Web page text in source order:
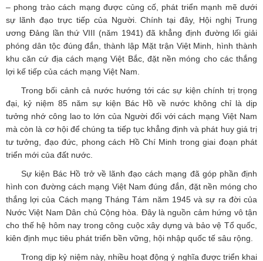
– phong trào cách mạng được củng cố, phát triển mạnh mẽ dưới
sự lãnh đạo trực tiếp của Người. Chính tại đây, Hội nghị Trung
ương Đảng lần thứ VIII (năm 1941) đã khẳng định đường lối giải
phóng dân tộc đúng đắn, thành lập Mặt trận Việt Minh, hình thành
khu căn cứ địa cách mạng Việt Bắc, đặt nền móng cho các thắng
lợi kế tiếp của cách mạng Việt Nam.
Trong bối cảnh cả nước hướng tới các sự kiện chính trị trọng
đại, kỷ niệm 85 năm sự kiện Bác Hồ về nước không chỉ là dịp
tưởng nhớ công lao to lớn của Người đối với cách mạng Việt Nam
mà còn là cơ hội để chúng ta tiếp tục khẳng định và phát huy giá trị
tư tưởng, đạo đức, phong cách Hồ Chí Minh trong giai đoạn phát
triển mới của đất nước.
Sự kiện Bác Hồ trở về lãnh đạo cách mạng đã góp phần định
hình con đường cách mạng Việt Nam đúng đắn, đặt nền móng cho
thắng lợi của Cách mạng Tháng Tám năm 1945 và sự ra đời của
Nước Việt Nam Dân chủ Cộng hòa. Đây là nguồn cảm hứng vô tận
cho thế hệ hôm nay trong công cuộc xây dựng và bảo vệ Tổ quốc,
kiên định mục tiêu phát triển bền vững, hội nhập quốc tế sâu rộng.
Trong dịp kỷ niệm này, nhiều hoạt động ý nghĩa được triển khai